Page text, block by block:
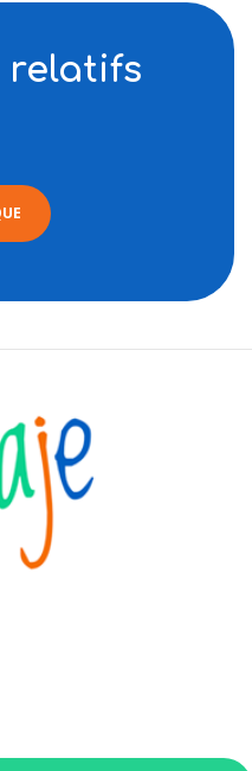
relatifs